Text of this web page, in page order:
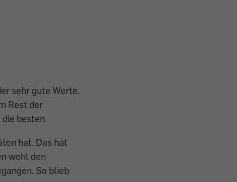
sehr gute Werte,
Rest der
besten.
hat. Das hat
wohl den
So blieb